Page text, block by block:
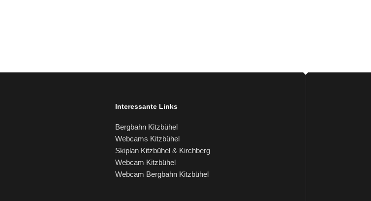
Interessante Links
Bergbahn Kitzbühel
Webcams Kitzbühel
Skiplan Kitzbühel & Kirchberg
Webcam Kitzbühel
Webcam Bergbahn Kitzbühel